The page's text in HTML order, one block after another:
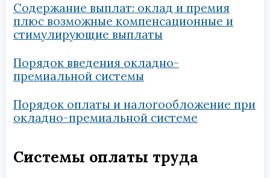
Содержание выплат: оклад и премия
плюс возможные компенсационные и
стимулирующие выплаты
Порядок введения окладно-
премиальной системы
Порядок оплаты и налогообложение при
окладно-премиальной системе
Системы оплаты труда